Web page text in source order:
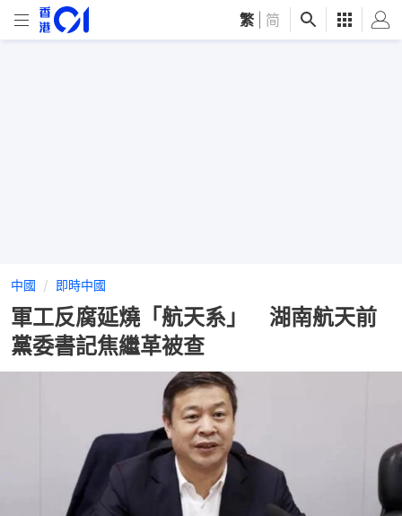
繁 简
中國 即時中國
軍工反腐延燒「航天系」 湖南航天前
黨委書記焦繼革被查